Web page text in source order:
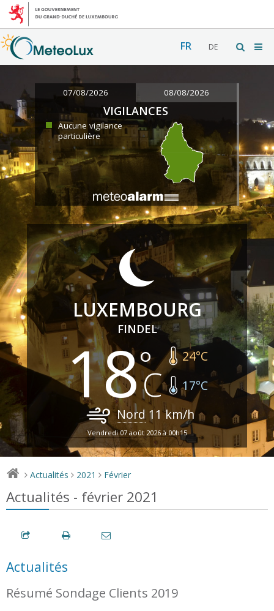
FR DE
07/08/2026 08/08/2026
VIGILANCES
Aucune vigilance
particulière
LUXEMBOURG
FINDEL
18 24°C
17°C
Nord 11km/h
Vendredi 07 août 2026 à 00h15
> Actualités > 2021 > Février
Actualités - février 2021
Actualités
Résumé Sondage Clients 2019